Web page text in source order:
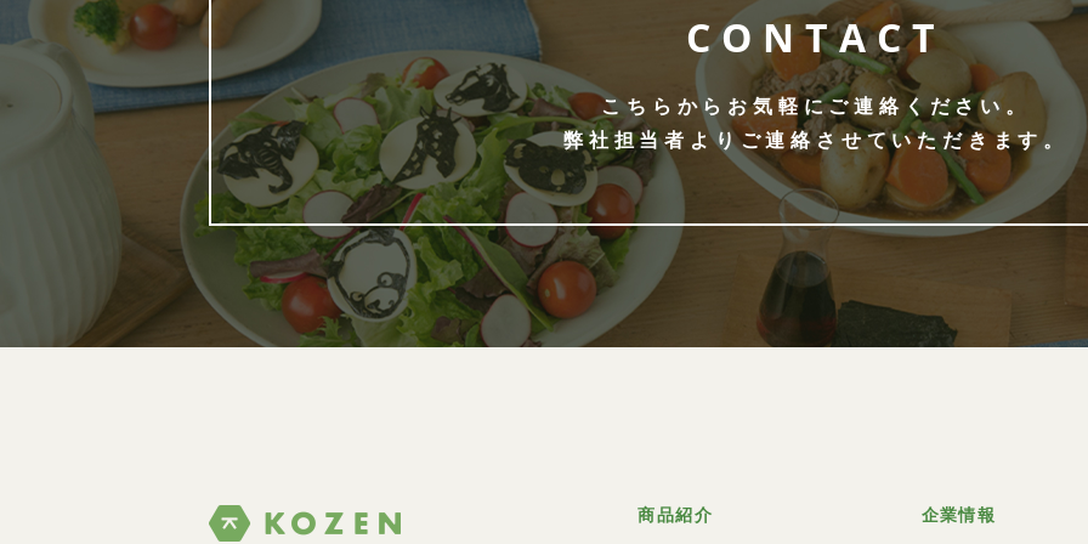
CONTACT
こちらからお気軽にご連絡ください。
弊社担当者よりご連絡させていただきます。
商品紹介 企業情報